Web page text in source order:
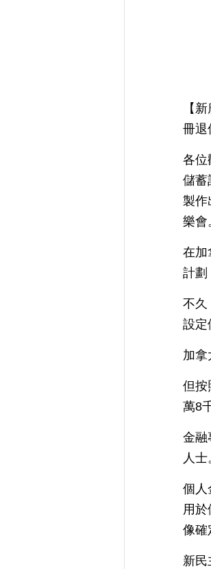
【
冊退
各位
儲蓄
製作
樂會
在加
計劃
不久
設定
加拿
但按
萬8
金融
人士
個人
用於
像確
新民